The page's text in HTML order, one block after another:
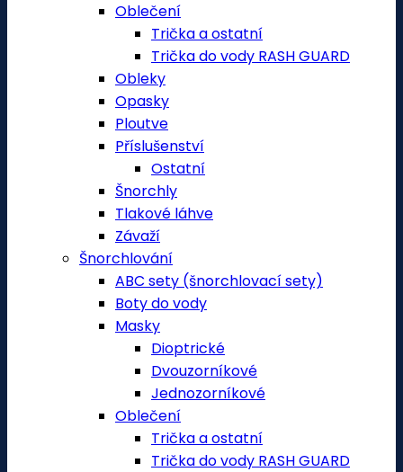
Oblečení
Trička a ostatní
Trička do vody RASH GUARD
Obleky
Opasky
Ploutve
Příslušenství
Ostatní
Šnorchly
Tlakové láhve
Závaží
Šnorchlování
ABC sety (šnorchlovací sety)
Boty do vody
Masky
Dioptrické
Dvouzorníkové
Jednozorníkové
Oblečení
Trička a ostatní
Trička do vody RASH GUARD